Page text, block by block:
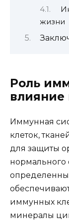
жизни
Роль
влияние
Иммунная
клеток,
для защиты
иммунных
минералы